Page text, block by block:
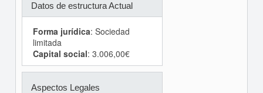
Datos de estructura Actual
Forma jurídica: Sociedad
limitada
Capital social: 3.006,00€
Aspectos Legales